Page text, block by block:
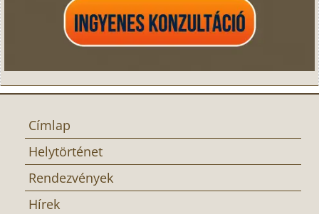
Címlap
Helytörténet
Rendezvények
Hírek